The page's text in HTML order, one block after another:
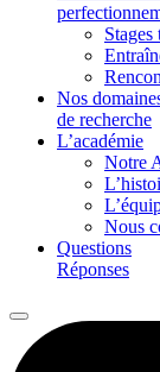
Stages
Nos
de recherche
L’académie
Notre
Nous
Questions
Réponses